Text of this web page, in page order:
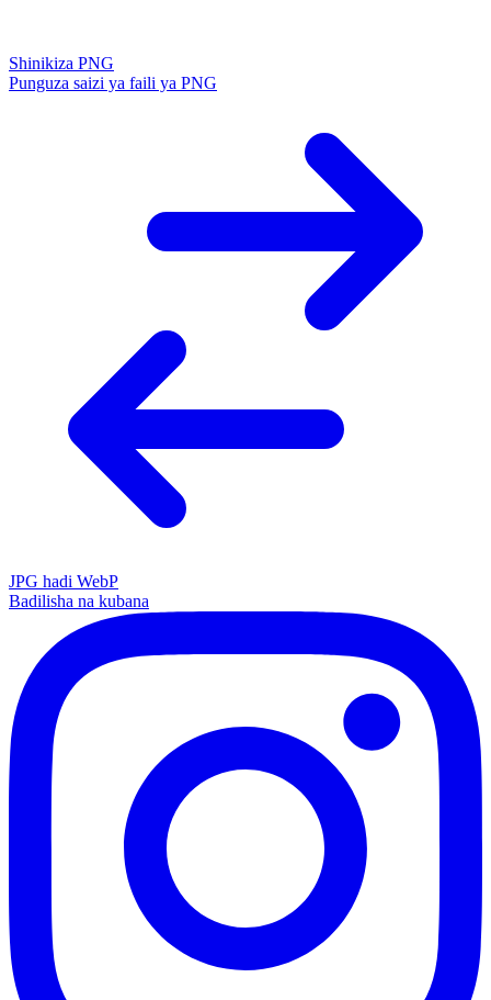
Shinikiza PNG
Punguza saizi ya faili ya PNG
JPG hadi WebP
Badilisha na kubana